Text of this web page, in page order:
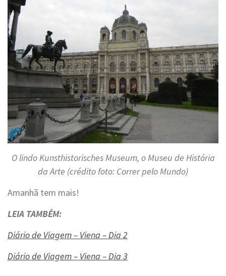
O lindo Kunsthistorisches Museum, o Museu de História
da Arte (crédito foto: Correr pelo Mundo)
Amanhã tem mais!
LEIA TAMBÉM:
Diário de Viagem – Viena – Dia 2
Diário de Viagem – Viena – Dia 3